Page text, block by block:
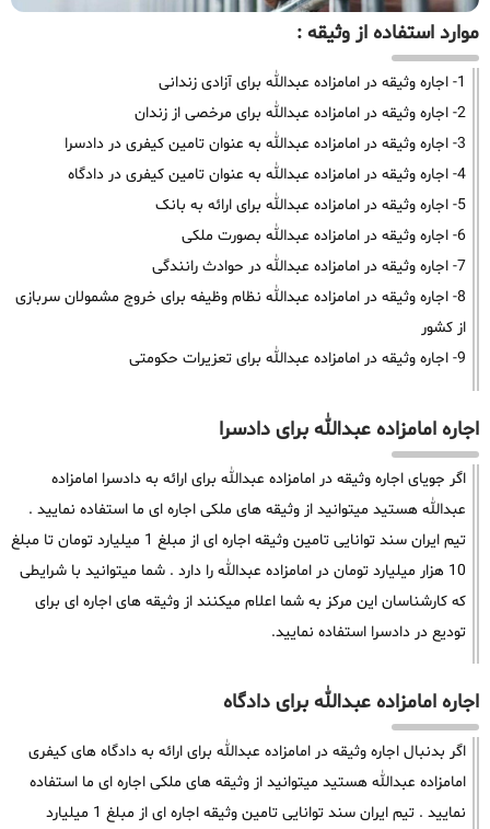
موارد استفاده از وثیقه :
1- اجاره وثیقه در امامزاده عبدالله برای آزادی زندانی
2- اجاره وثیقه در امامزاده عبدالله برای مرخصی از زندان
3- اجاره وثیقه در امامزاده عبدالله به عنوان تامین کیفری در دادسرا
4- اجاره وثیقه در امامزاده عبدالله به عنوان تامین کیفری در دادگاه
5- اجاره وثیقه در امامزاده عبدالله برای ارائه به بانک
6- اجاره وثیقه در امامزاده عبدالله بصورت ملکی
7- اجاره وثیقه در امامزاده عبدالله در حوادث رانندگی
8- اجاره وثیقه در امامزاده عبدالله نظام وظیفه برای خروج مشمولان سربازی
از کشور
9- اجاره وثیقه در امامزاده عبدالله برای تعزیرات حکومتی
اجاره امامزاده عبدالله برای دادسرا
اگر جویای اجاره وثیقه در امامزاده عبدالله برای ارائه به دادسرا امامزاده
عبدالله هستید میتوانید از وثیقه های ملکی اجاره ای ما استفاده نمایید .
تیم ایران سند توانایی تامین وثیقه اجاره ای از مبلغ 1 میلیارد تومان تا مبلغ
10 هزار میلیارد تومان در امامزاده عبدالله را دارد . شما میتوانید با شرایطی
که کارشناسان این مرکز به شما اعلام میکنند از وثیقه های اجاره ای برای
تودیع در دادسرا استفاده نمایید.
اجاره امامزاده عبدالله برای دادگاه
اگر بدنبال اجاره وثیقه در امامزاده عبدالله برای ارائه به دادگاه های کیفری
امامزاده عبدالله هستید میتوانید از وثیقه های ملکی اجاره ای ما استفاده
نمایید . تیم ایران سند توانایی تامین وثیقه اجاره ای از مبلغ 1 میلیارد